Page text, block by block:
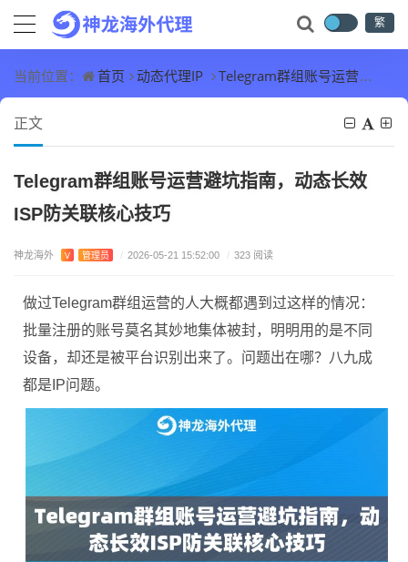
繁
当前位置： 首页 动态代理IP Telegram群组账号运营避坑指南，动态长效ISP防关联核心技巧
正文
Telegram群组账号运营避坑指南，动态长效
ISP防关联核心技巧
神龙海外 V 管理员 / 2026-05-21 15:52:00 / 323 阅读
做过Telegram群组运营的人大概都遇到过这样的情况：
批量注册的账号莫名其妙地集体被封，明明用的是不同
设备，却还是被平台识别出来了。问题出在哪？八九成
都是IP问题。